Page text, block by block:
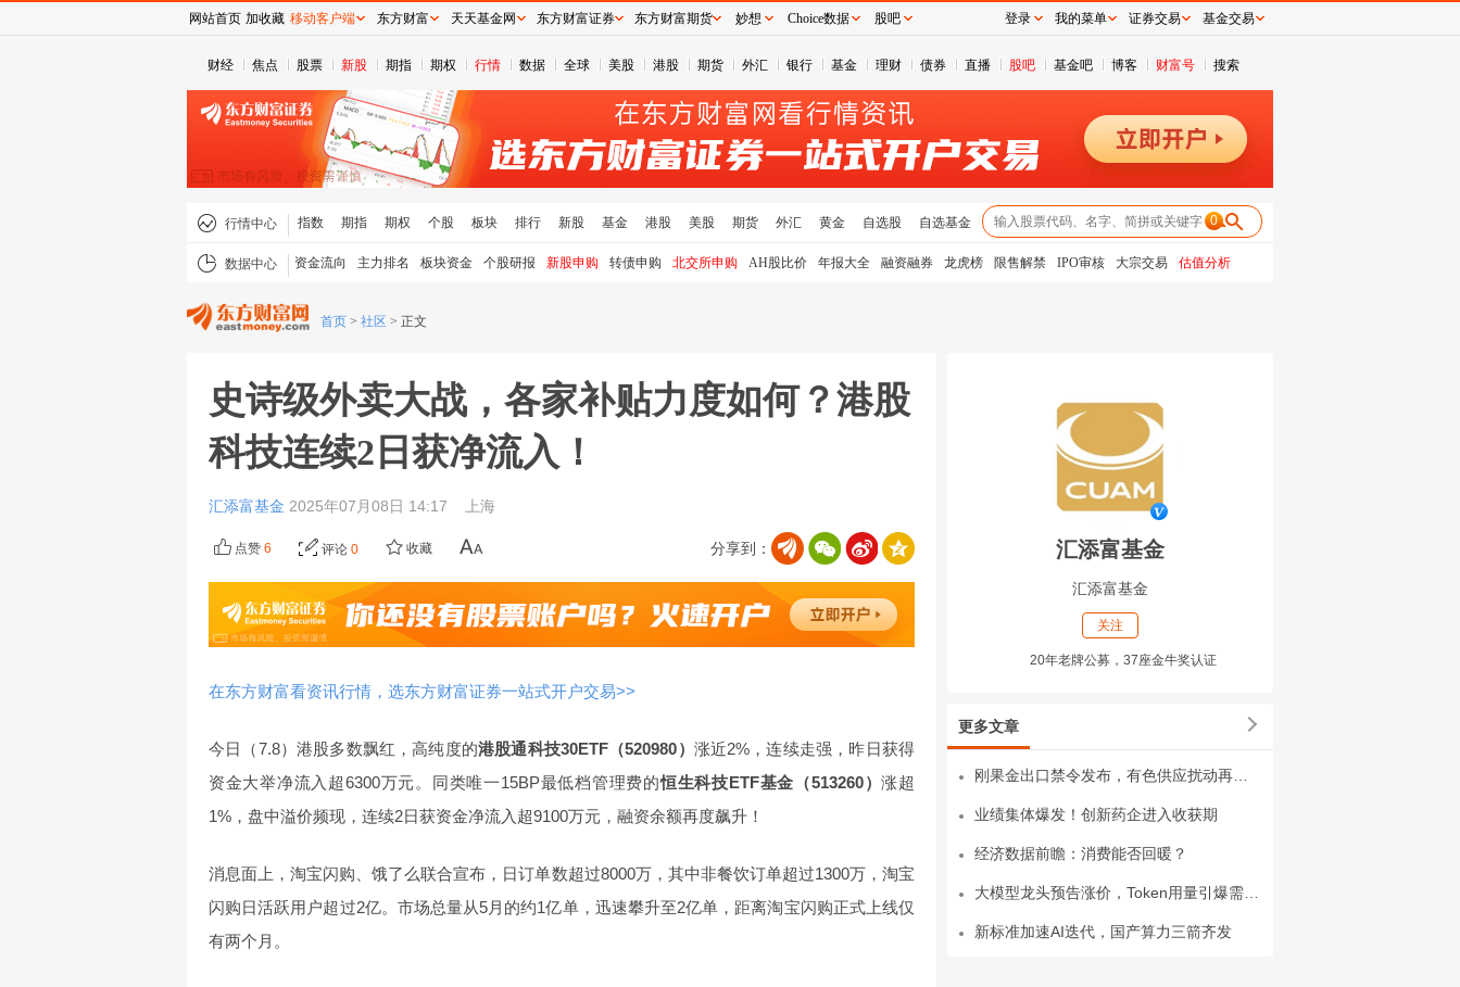
财经 焦点 股票 新股 期指 期权 行情 数据 全球 美股 港股 期货 外汇 银行 基金 理财 债券 直播 股吧 基金吧 博客 财富号 搜索
行情中心 指数 期指 期权 个股 板块 排行 新股 基金 港股 美股 期货 外汇 黄金 自选股 自选基金 0
数据中心 资金流向 主力排名 板块资金 个股研报 新股申购 转债申购 北交所申购 AH股比价 年报大全 融资融券 龙虎榜 限售解禁 IPO审核 大宗交易 估值分析
首页 > 社区 > 正文
史诗级外卖大战，各家补贴力度如何？港股
科技连续2日获净流入！
汇添富基金 2025年07月08日 14:17 上海
分享到：
点赞 6 评论 0 收藏
在东方财富看资讯行情，选东方财富证券一站式开户交易>>
今日（7.8）港股多数飘红，高纯度的港股通科技30ETF（520980） 涨近2%，连续走强，昨日获得
资金大举净流入超6300万元。同类唯一15BP最低档管理费的恒生科技ETF基金（513260）涨超
1%，盘中溢价频现，连续2日获资金净流入超9100万元，融资余额再度飙升！
消息面上，淘宝闪购、饿了么联合宣布，日订单数超过8000万，其中非餐饮订单超过1300万，淘宝
闪购日活跃用户超过2亿。市场总量从5月的约1亿单，迅速攀升至2亿单，距离淘宝闪购正式上线仅
有两个月。
汇添富基金
汇添富基金
关注
20年老牌公募，37座金牛奖认证
更多文章
业绩集体爆发！创新药企进入收获期
经济数据前瞻：消费能否回暖？
新标准加速AI迭代，国产算力三箭齐发
网站首页 加收藏 移动客户端 东方财富 天天基金网 东方财富证券 东方财富期货 妙想 Choice数据 股吧 登录 我的菜单 证券交易 基金交易